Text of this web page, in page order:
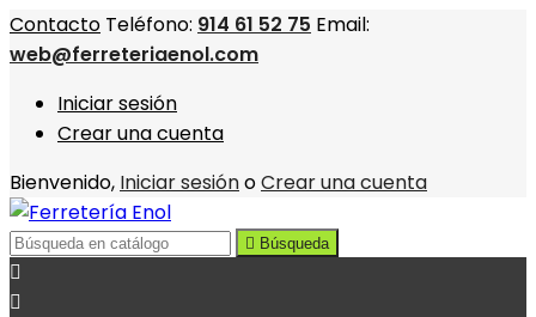
Contacto Teléfono: 914 61 52 75 Email:
web@ferreteriaenol.com
Iniciar sesión
Crear una cuenta
Bienvenido, Iniciar sesiónoCrear una cuenta
 Búsqueda

